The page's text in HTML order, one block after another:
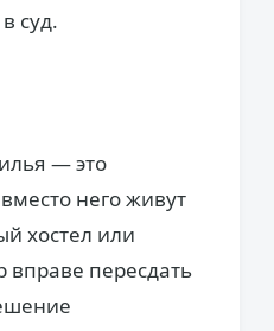
суд.
— это
него живут
хостел или
вправе пересдать